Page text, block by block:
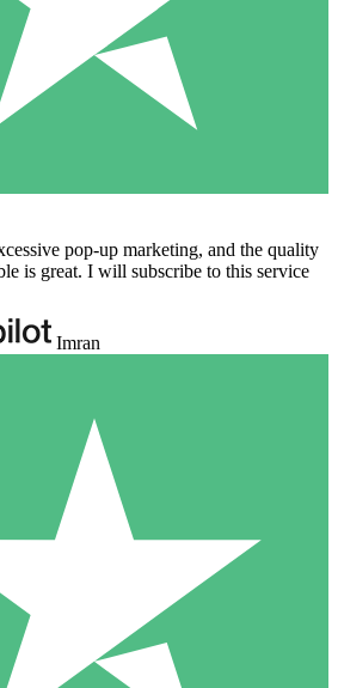
pop-up marketing, and the quality
is great. I will subscribe to this service
Imran